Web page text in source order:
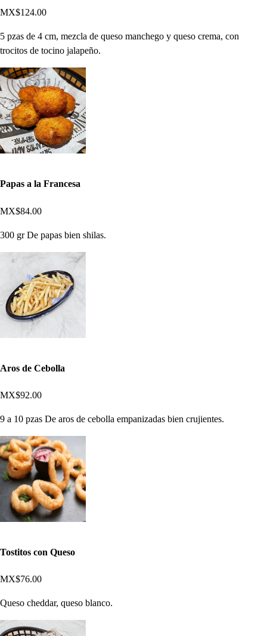
MX$124.00
5 pzas de 4 cm, mezcla de queso manchego y queso crema, con
trocitos de tocino jalapeño.
Papas a la Francesa
MX$84.00
300 gr De papas bien shilas.
Aros de Cebolla
MX$92.00
9 a 10 pzas De aros de cebolla empanizadas bien crujientes.
Tostitos con Queso
MX$76.00
Queso cheddar, queso blanco.